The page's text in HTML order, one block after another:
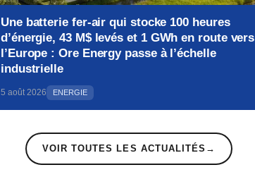
Une batterie fer-air qui stocke 100 heures
d’énergie, 43 M$ levés et 1 GWh en route vers
l’Europe : Ore Energy passe à l’échelle
industrielle
5 août 2026 ENERGIE
VOIR TOUTES LES ACTUALITÉS →